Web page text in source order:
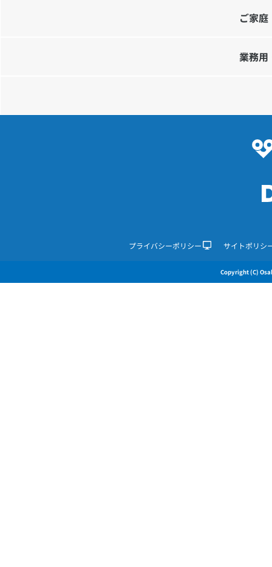
ご家
業務用
プライバシーポリシー サイトポリシ
Copyright (C)